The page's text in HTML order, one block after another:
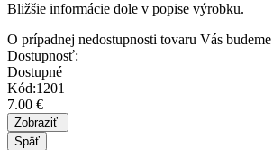
Bližšie informácie dole v popise výrobku.
O prípadnej nedostupnosti tovaru Vás
Dostupnosť:
Dostupné
Kód:1201
7.00 €